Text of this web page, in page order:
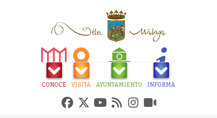
CONOCE VISITA AYUNTAMIENTO INFORMA